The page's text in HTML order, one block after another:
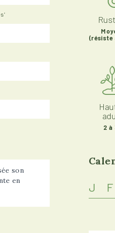
son
en
2 à
(résiste
J F